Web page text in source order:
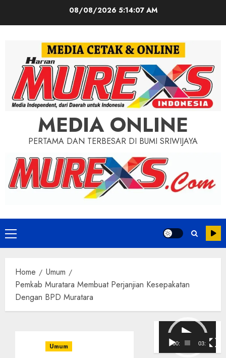
08/08/2026 5:14:09 AM
MEDIA ONLINE
PERTAMA DAN TERBESAR DI BUMI SRIWIJAYA
Primary
Menu
Home
Umum
Pemkab Muratara Membuat Perjanjian Kesepakatan
Dengan BPD Muratara
Umum
Pemutar
Video
00:00 03:08